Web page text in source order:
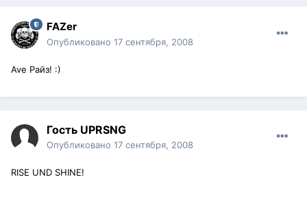
FAZer
Опубликовано 17 сентября, 2008
Ave Райз! :)
Гость UPRSNG
Опубликовано 17 сентября, 2008
RISE UND SHINE!